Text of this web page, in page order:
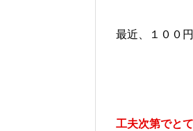
最近、１００
工夫次第でと